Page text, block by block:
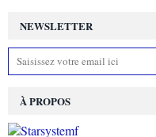
NEWSLETTER
À PROPOS